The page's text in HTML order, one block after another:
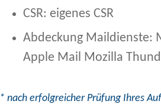
CSR: eigenes CSR
Abdeckung Maildienste:
Apple Mail Mozilla
* nach erfolgreicher Prüfung Ihres